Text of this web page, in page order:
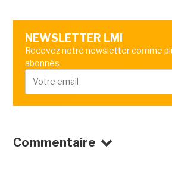
NEWSLETTER LMI
Recevez notre newsletter comme
abonnés
Commentaire